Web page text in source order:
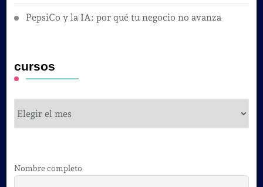
PepsiCo y la IA: por qué tu negocio no avanza
cursos
Nombre completo